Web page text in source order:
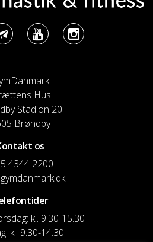
Hus
Stadion 20
Brøndby
os
4344 2200
kl. 9.30-15.30
kl. 9.30-14.30